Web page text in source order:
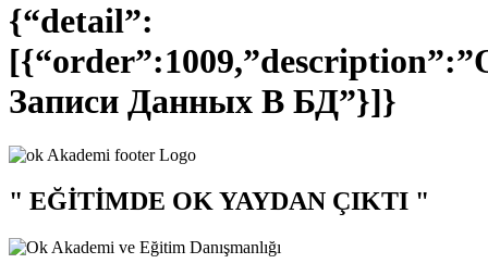
{“detail”:
Записи Данных В БД”}]}
" EĞİTİMDE OK YAYDAN ÇIKTI "